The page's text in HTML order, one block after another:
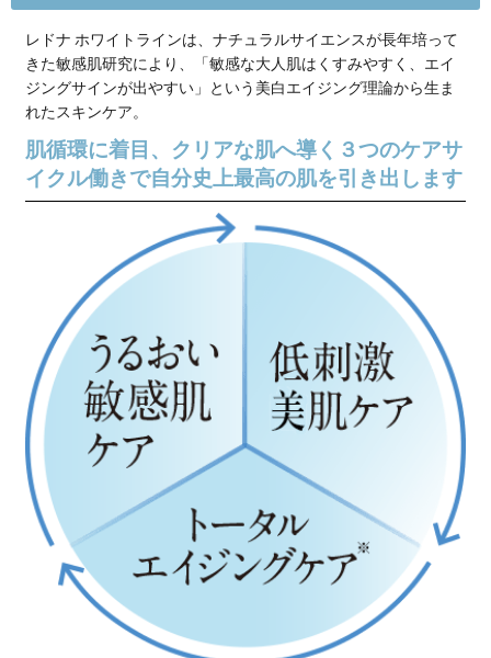
ホワイトラインで、
使うたび輝きを増す肌
キメが整い毛穴が目立たな